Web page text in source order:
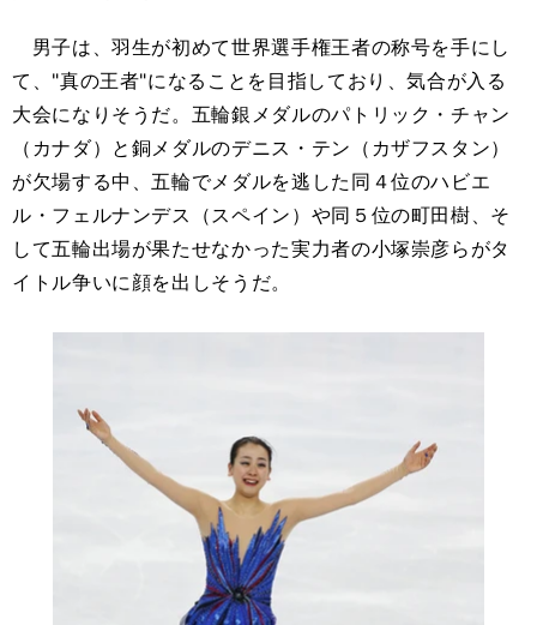
男子は、羽生が初めて世界選手権王者の称号を手にし
て、"真の王者"になることを目指しており、気合が入る
大会になりそうだ。五輪銀メダルのパトリック・チャン
（カナダ）と銅メダルのデニス・テン（カザフスタン）
が欠場する中、五輪でメダルを逃した同４位のハビエ
ル・フェルナンデス（スペイン）や同５位の町田樹、そ
して五輪出場が果たせなかった実力者の小塚崇彦らがタ
イトル争いに顔を出しそうだ。